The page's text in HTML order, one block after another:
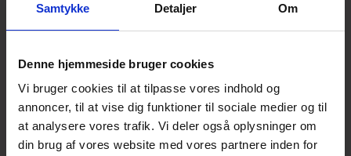
Samtykke Detaljer Om
Denne hjemmeside bruger cookies
Vi bruger cookies til at tilpasse vores indhold og
annoncer, til at vise dig funktioner til sociale medier og til
at analysere vores trafik. Vi deler også oplysninger om
din brug af vores website med vores partnere inden for
INTERIØR & ANDET